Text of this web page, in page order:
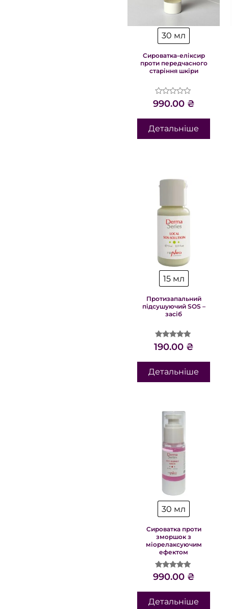
30 мл
Сироватка-еліксир
проти передчасного
старіння шкіри
Оцінено
в
5
990.00 ₴
Детальніше
15 мл
Протизапальний
підсушуючий SOS –
засіб
Оцінено в
4.89
190.00 ₴
Детальніше
30 мл
Сироватка проти
зморшок з
міорелаксуючим
ефектом
Оцінено в
5.00
990.00 ₴
Детальніше